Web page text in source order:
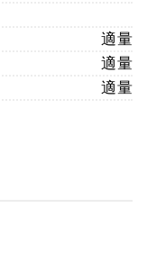
適量
適量
適量